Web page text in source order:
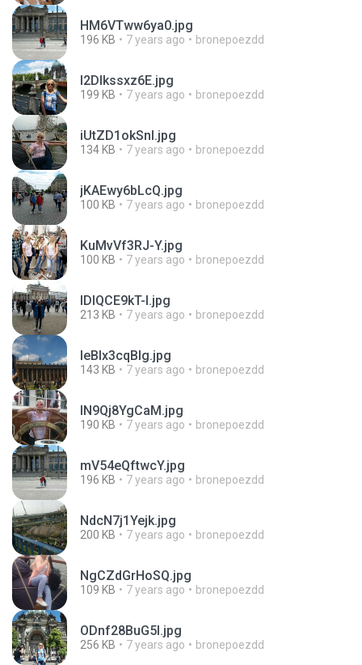
HM6VTww6ya0.jpg
196 KB 7 years ago bronepoezdd
I2Dlkssxz6E.jpg
199 KB 7 years ago bronepoezdd
iUtZD1okSnI.jpg
134 KB 7 years ago bronepoezdd
jKAEwy6bLcQ.jpg
100 KB 7 years ago bronepoezdd
KuMvVf3RJ-Y.jpg
100 KB 7 years ago bronepoezdd
lDlQCE9kT-I.jpg
213 KB 7 years ago bronepoezdd
leBlx3cqBIg.jpg
143 KB 7 years ago bronepoezdd
lN9Qj8YgCaM.jpg
190 KB 7 years ago bronepoezdd
mV54eQftwcY.jpg
196 KB 7 years ago bronepoezdd
NdcN7j1Yejk.jpg
200 KB 7 years ago bronepoezdd
NgCZdGrHoSQ.jpg
109 KB 7 years ago bronepoezdd
ODnf28BuG5I.jpg
256 KB 7 years ago bronepoezdd